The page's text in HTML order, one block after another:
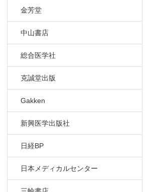
金芳堂
中山書店
総合医学社
克誠堂出版
Gakken
新興医学出版社
日経BP
日本メディカルセンター